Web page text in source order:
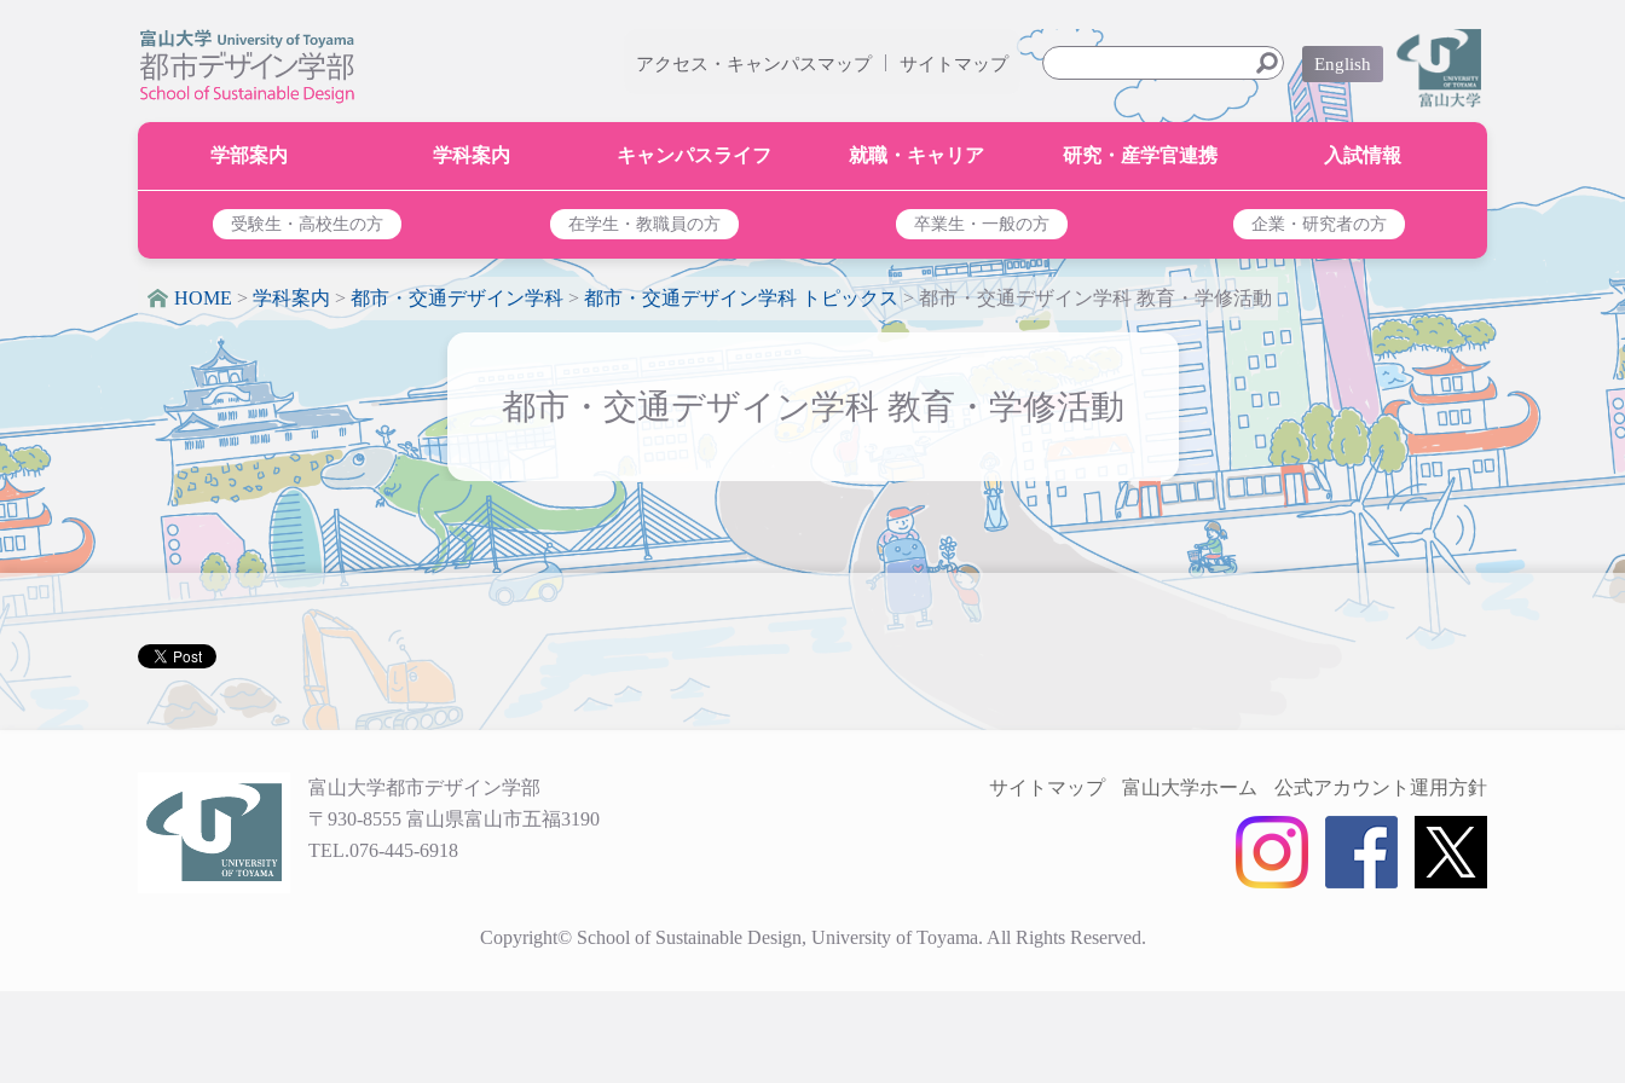
English
サイトマップ
|
アクセス・キャンパスマップ
学部案内 学科案内 キャンパスライフ 就職・キャリア 研究・産学官連携 入試情報
受験生・高校生の方 在学生・教職員の方 卒業生・一般の方 企業・研究者の方
HOME > 学科案内 > 都市・交通デザイン学科 > 都市・交通デザイン学科 トピックス>都市・交通デザイン学科 教育・学修活動
都市・交通デザイン学科 教育・学修活動
富山大学都市デザイン学部
〒930-8555 富山県富山市五福3190
TEL.076-445-6918
公式アカウント運用方針
富山大学ホーム
サイトマップ
Copyright© School of Sustainable Design, University of Toyama. All Rights Reserved.